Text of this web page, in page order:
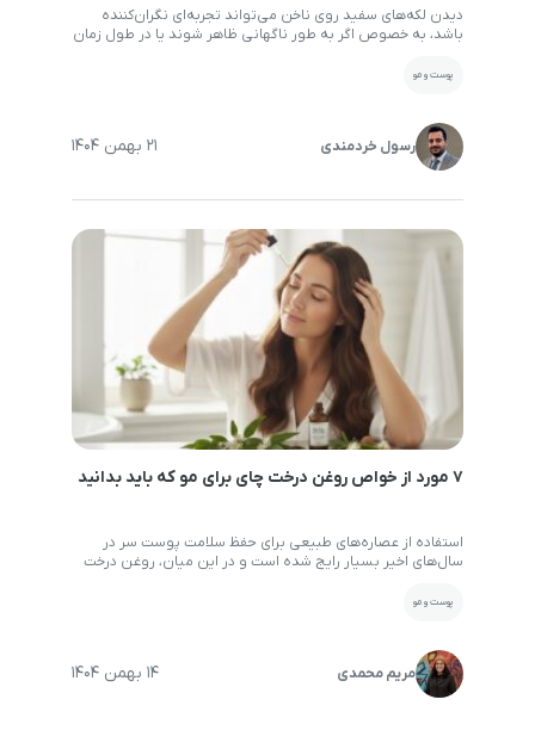
دیدن لکه‌های سفید روی ناخن می‌تواند تجربه‌ای نگران‌کننده
باشد، به خصوص اگر به‌ طور ناگهانی ظاهر شوند یا در طول زمان
بزرگ و قابل توجه هستند، معمولا بدون درد هستند اما می‌توانند
پوست و مو
رسول خردمندی 21 بهمن 1404
۷ مورد از خواص روغن درخت چای برای مو که باید بدانید
استفاده از عصاره‌های طبیعی برای حفظ سلامت پوست سر در
سال‌های اخیر بسیار رایج شده است و در این میان، روغن درخت
شناخته می‌شود. این روغن که از برگ‌های گیاهی بومی در استرالیا
پوست و مو
مریم محمدی 14 بهمن 1404